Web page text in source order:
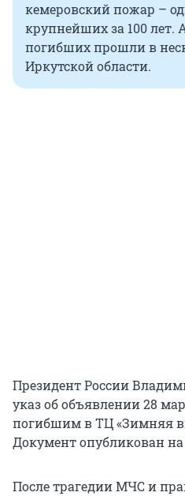
кемеровский пожар –
крупнейших за 100 лет.
погибших прошли в
Иркутской области.
Президент России
указ об объявлении 28
погибшим в ТЦ «Зимняя
Документ опубликован
После трагедии МЧС и